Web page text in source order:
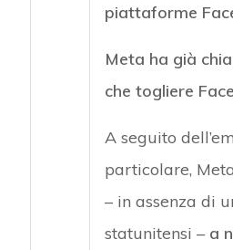
piattaforme
Meta ha già
che togliere
A seguito
particolare,
– in assenza di
statunitensi – a